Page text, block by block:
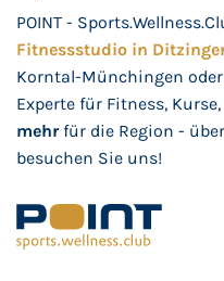
POINT -
Fitnessstudio in
Korntal-Münchingen
Experte für Fitness,
mehrfür die Region -
besuchen Sie uns!